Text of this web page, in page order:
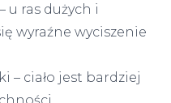
u ras dużych i
wyraźne wyciszenie
– ciało jest bardziej